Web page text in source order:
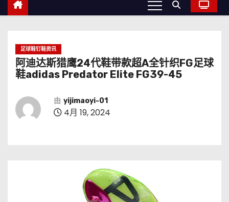
足球鞋钉鞋资讯
阿迪达斯猎鹰24代鞋带款超A全针织FG足球
鞋adidas Predator Elite FG39-45
由 yijimaoyi-01
4月 19, 2024